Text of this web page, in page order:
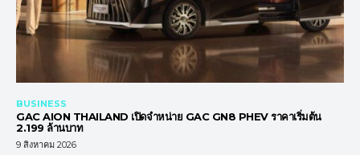
BUSINESS
GAC AION THAILAND เปิดจำหน่าย GAC GN8 PHEV ราคาเริ่มต้น
2.199 ล้านบาท
9 สิงหาคม 2026